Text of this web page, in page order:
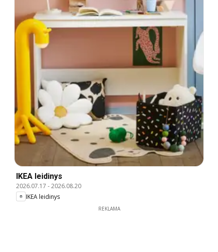
IKEA leidinys
2026.07.17 -2026.08.20
IKEA leidinys
REKLAMA